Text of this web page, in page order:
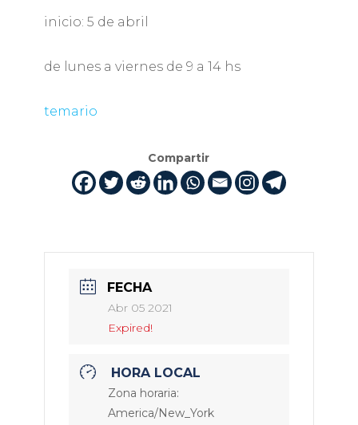
inicio: 5 de abril
de lunes a viernes de 9 a 14 hs
temario
Compartir
FECHA
Abr 05 2021
Expired!
HORA LOCAL
Zona horaria:
America/New_York